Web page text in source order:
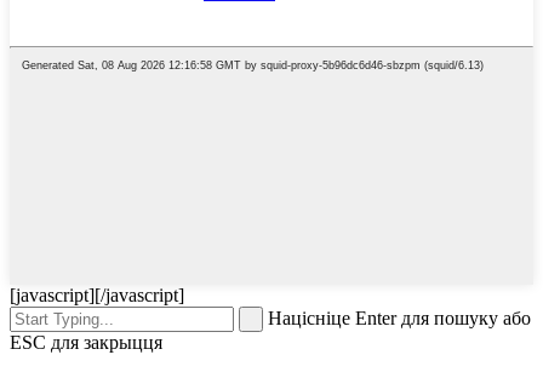
[javascript][/javascript]
Націсніце Enter для пошуку або
ESC для закрыцця